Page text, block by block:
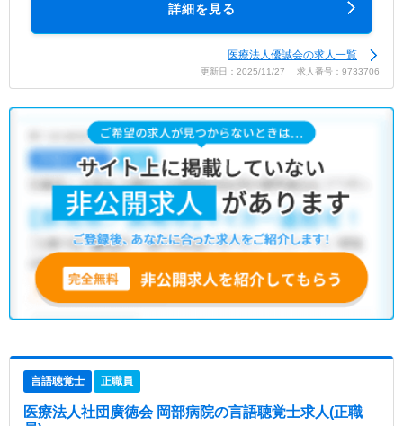
詳細を見る
医療法人優誠会の求人一覧
更新日：2025/11/27 求人番号：9733706
言語聴覚士 正職員
医療法人社団廣徳会 岡部病院の言語聴覚士求人(正職